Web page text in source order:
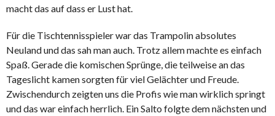
macht das auf dass er Lust hat.
Für die Tischtennisspieler war das Trampolin absolutes
Neuland und das sah man auch. Trotz allem machte es einfach
Spaß. Gerade die komischen Sprünge, die teilweise an das
Tageslicht kamen sorgten für viel Gelächter und Freude.
Zwischendurch zeigten uns die Profis wie man wirklich springt
und das war einfach herrlich. Ein Salto folgte dem nächsten und